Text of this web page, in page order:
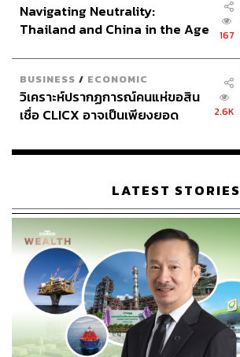
Navigating Neutrality:
Thailand and China in the Age
167
BUSINESS / ECONOMIC
วิเคราะห์ปรากฏการณ์คนแห่ขอสิน
เชื่อ CLICX อาจเป็นเพียงยอด
เรือนไทยที่ถูกซุกไว้
2.6K
LATEST STORIES